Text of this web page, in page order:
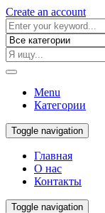
Create an account
Menu
Категории
Toggle navigation
Главная
О нас
Контакты
Toggle navigation